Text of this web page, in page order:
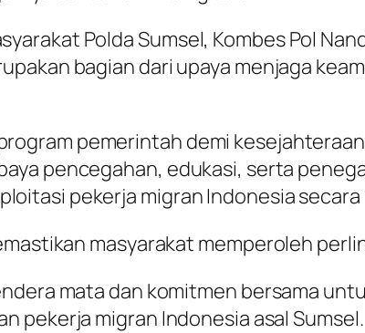
Polda Sumsel, Kombes Pol
bagian dari upaya menjaga
pemerintah demi
pencegahan, edukasi, serta
pekerja migran Indonesia secara
masyarakat memperoleh
mata dan komitmen bersama
pekerja migran Indonesia asal Sumsel.